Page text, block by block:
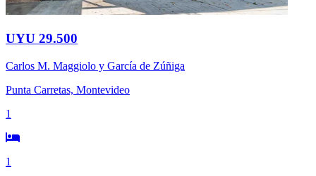
UYU 29.500
Carlos M. Maggiolo y García de Zúñiga
Punta Carretas, Montevideo
1
1